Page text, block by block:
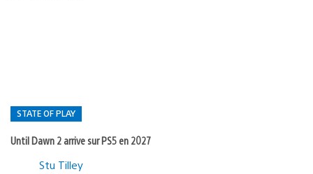
STATE OF PLAY
Until Dawn 2 arrive sur PS5 en 2027
PostéeStu Tilley